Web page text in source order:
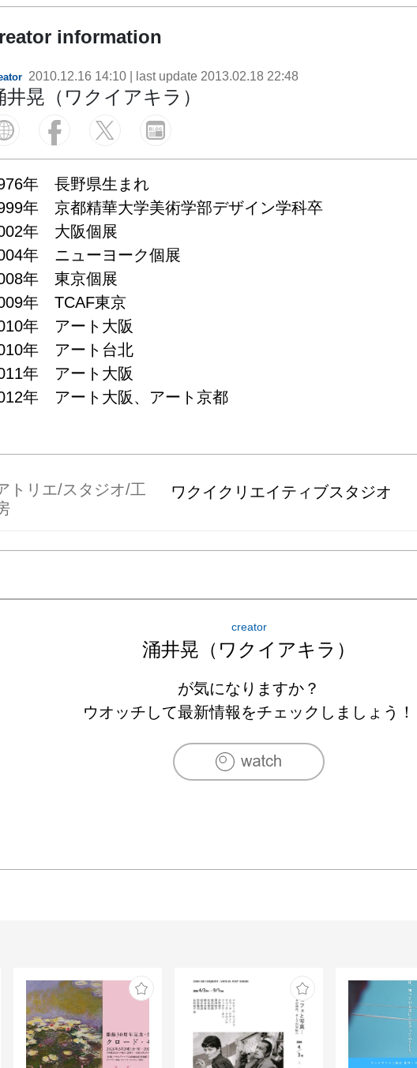
information
2010.12.16 14:10 | last update 2013.02.18 22:48
井晃（ワクイアキラ）
年　長野県生まれ
年　京都精華大学美術学部デザイン学科卒
年　大阪個展
年　ニューヨーク個展
年　東京個展
年　TCAF東京
年　アート大阪
年　アート台北
年　アート大阪
年　アート大阪、アート京都
トリエ/スタジオ/工
ワクイクリエイティブスタジオ
creator
涌井晃（ワクイアキラ）
が気になりますか？
ウオッチして最新情報をチェックしましょう！